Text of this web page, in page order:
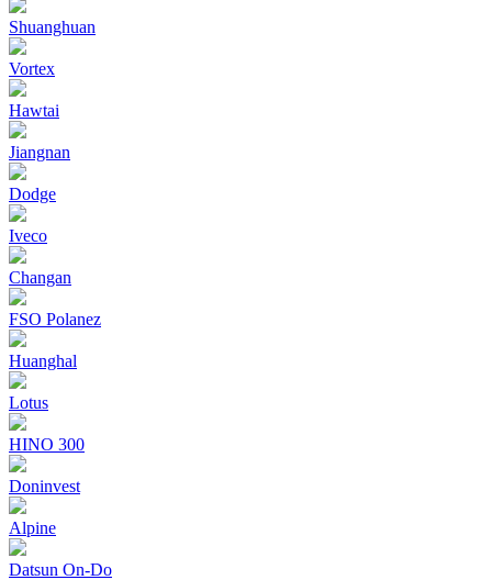
Shuanghuan
Vortex
Hawtai
Jiangnan
Dodge
Iveco
Changan
FSO Polanez
Huanghal
Lotus
HINO 300
Doninvest
Alpine
Datsun On-Do